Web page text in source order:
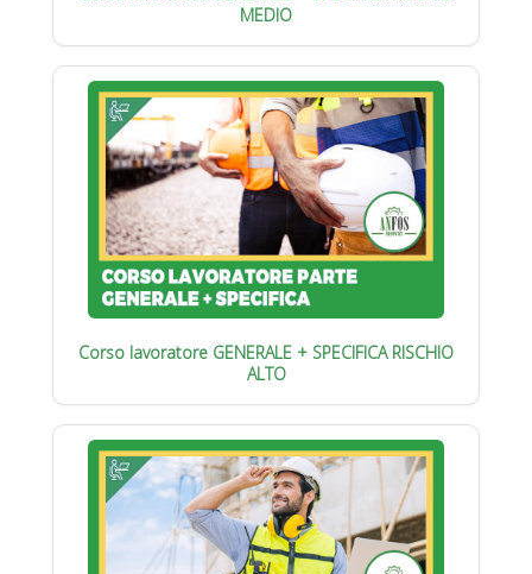
MEDIO
Corso lavoratore GENERALE + SPECIFICA RISCHIO
ALTO